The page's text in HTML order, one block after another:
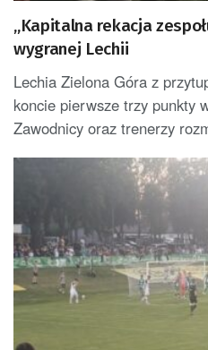
„Kapitalna rekacja
wygranej Lechii
Lechia Zielona Góra z
koncie pierwsze trzy punkty
Zawodnicy oraz trenerzy